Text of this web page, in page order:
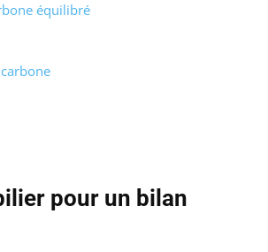
équilibré
pour un bilan